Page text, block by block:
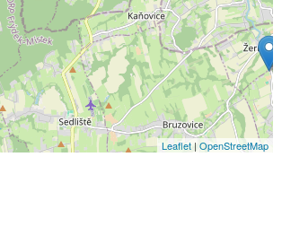
Leaflet | OpenStreetMap